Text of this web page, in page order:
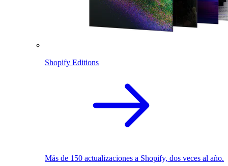
Shopify Editions
Más de 150 actualizaciones a Shopify, dos veces al año.